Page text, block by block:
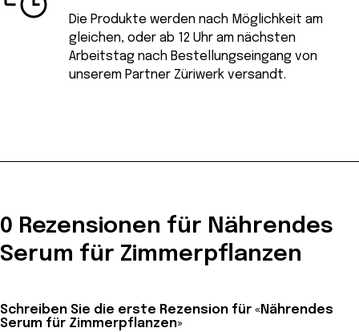
Die Produkte werden nach Möglichkeit am
gleichen, oder ab 12 Uhr am nächsten
Arbeitstag nach Bestellungseingang von
unserem Partner Züriwerk versandt.
0 Rezensionen für Nährendes
Serum für Zimmerpflanzen
Schreiben Sie die erste Rezension für «Nährendes
Serum für Zimmerpflanzen»